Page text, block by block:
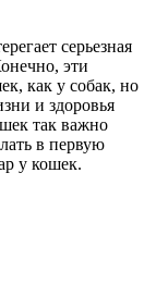
серьезная
эти
как у собак, но
и здоровья
так важно
в первую
у кошек.